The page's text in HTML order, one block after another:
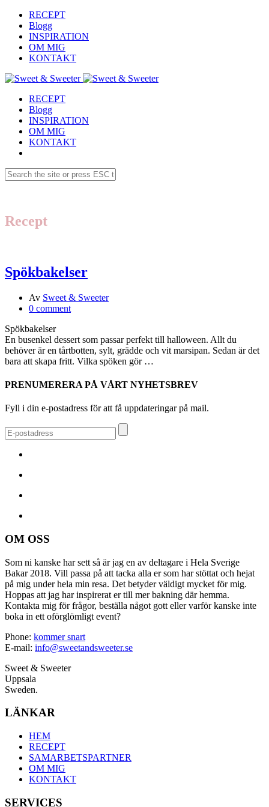
RECEPT
Blogg
INSPIRATION
OM MIG
KONTAKT
RECEPT
Blogg
INSPIRATION
OM MIG
KONTAKT
Recept
Spökbakelser
Av Sweet & Sweeter
0 comment
Spökbakelser
En busenkel dessert som passar perfekt till halloween. Allt du
behöver är en tårtbotten, sylt, grädde och vit marsipan. Sedan är det
bara att skapa fritt. Vilka spöken gör …
PRENUMERERA PÅ VÅRT NYHETSBREV
Fyll i din e-postadress för att få uppdateringar på mail.
OM OSS
Som ni kanske har sett så är jag en av deltagare i Hela Sverige
Bakar 2018. Vill passa på att tacka alla er som har stöttat och hejat
på mig under hela min resa. Det betyder väldigt mycket för mig.
Hoppas att jag har inspirerat er till mer bakning där hemma.
Kontakta mig för frågor, beställa något gott eller varför kanske inte
boka in ett oförglömligt event?
Phone: kommer snart
E-mail: info@sweetandsweeter.se
Sweet & Sweeter
Uppsala
Sweden.
LÄNKAR
HEM
RECEPT
SAMARBETSPARTNER
OM MIG
KONTAKT
SERVICES